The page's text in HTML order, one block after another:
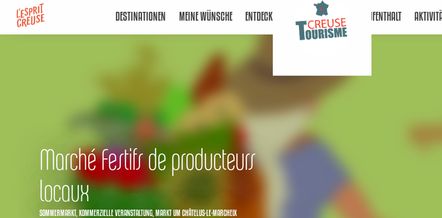
contenu
DESTINATIONEN MEINE WÜNSCHE ENTDECKEN AUFENTHALT
Marché Festifs de producteurs
locaux
SOMMERMARKT, KOMMERZIELLE VERANSTALTUNG, MARKTUM CHÂTELUS-LE-MARCHEIX